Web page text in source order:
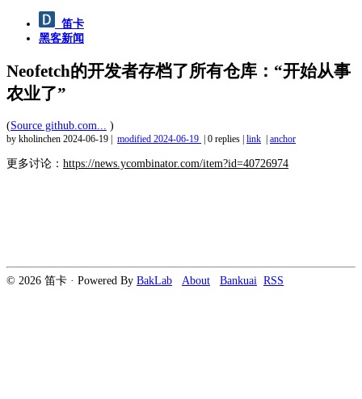
笛卡
黑客新闻
Neofetch的开发者存档了所有仓库：“开始从事
农业了”
(Source github.com... )
by kholinchen 2024-06-19 modified 2024-06-19 0 replies link anchor
更多讨论： https://news.ycombinator.com/item?id=40726974
© 2026 笛卡 · Powered By BakLab About Bankuai RSS